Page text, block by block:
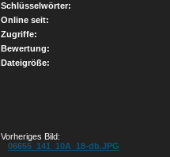
Schlüsselwörter:
Online seit:
Zugriffe:
Bewertung:
Dateigröße:
Vorheriges Bild:
06655_141_10A_18-db.JPG